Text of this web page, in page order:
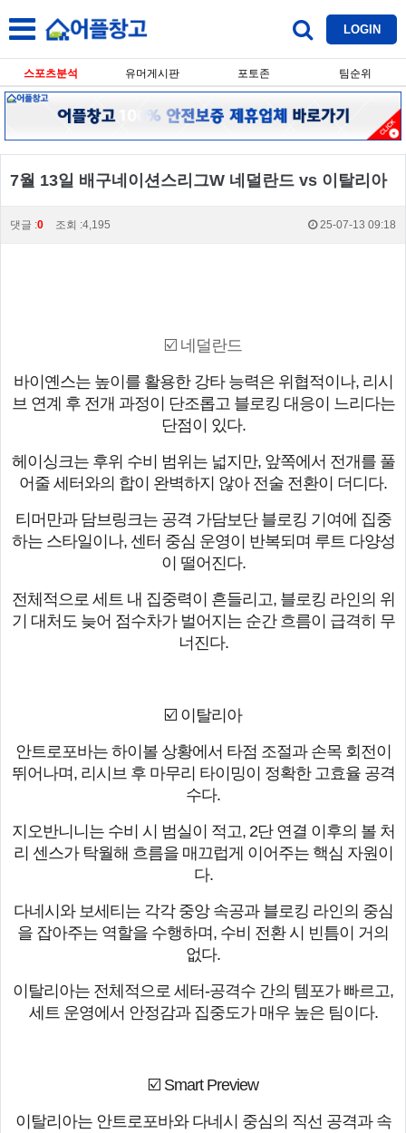
LOGIN
스포츠분석 유머게시판 포토존 팀순위
7월 13일 배구네이션스리그W 네덜란드 vs 이탈리아
댓글 :0 조회 :4,195 25-07-13 09:18
☑️ 네덜란드
바이옌스는 높이를 활용한 강타 능력은 위협적이나, 리시
브 연계 후 전개 과정이 단조롭고 블로킹 대응이 느리다는
단점이 있다.
헤이싱크는 후위 수비 범위는 넓지만, 앞쪽에서 전개를 풀
어줄 세터와의 합이 완벽하지 않아 전술 전환이 더디다.
티머만과 담브링크는 공격 가담보단 블로킹 기여에 집중
하는 스타일이나, 센터 중심 운영이 반복되며 루트 다양성
이 떨어진다.
전체적으로 세트 내 집중력이 흔들리고, 블로킹 라인의 위
기 대처도 늦어 점수차가 벌어지는 순간 흐름이 급격히 무
너진다.
☑️ 이탈리아
안트로포바는 하이볼 상황에서 타점 조절과 손목 회전이
뛰어나며, 리시브 후 마무리 타이밍이 정확한 고효율 공격
수다.
지오반니니는 수비 시 범실이 적고, 2단 연결 이후의 볼 처
리 센스가 탁월해 흐름을 매끄럽게 이어주는 핵심 자원이
다.
다네시와 보세티는 각각 중앙 속공과 블로킹 라인의 중심
을 잡아주는 역할을 수행하며, 수비 전환 시 빈틈이 거의
없다.
이탈리아는 전체적으로 세터-공격수 간의 템포가 빠르고,
세트 운영에서 안정감과 집중도가 매우 높은 팀이다.
☑️ Smart Preview
이탈리아는 안트로포바와 다네시 중심의 직선 공격과 속